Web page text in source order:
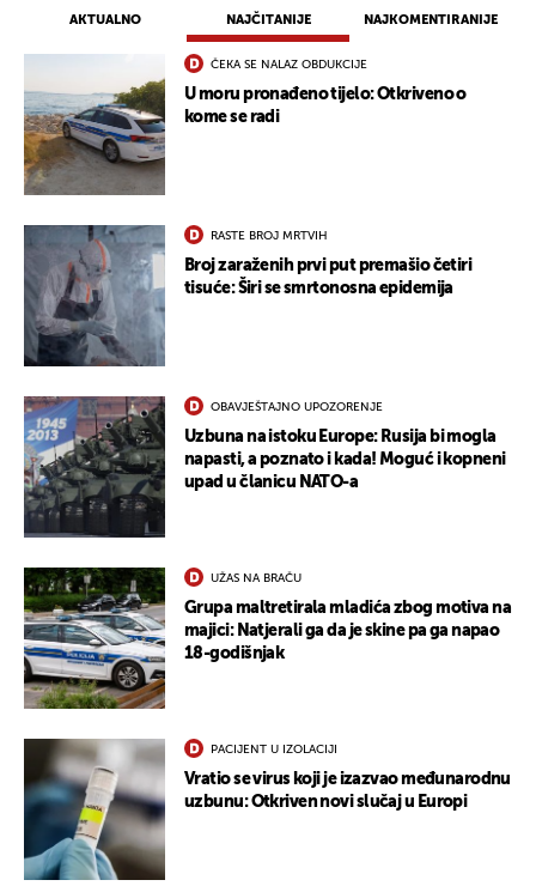
AKTUALNO NAJČITANIJE NAJKOMENTIRANIJE
ČEKA SE NALAZ OBDUKCIJE
U moru pronađeno tijelo: Otkriveno o
kome se radi
RASTE BROJ MRTVIH
Broj zaraženih prvi put premašio četiri
tisuće: Širi se smrtonosna epidemija
OBAVJEŠTAJNO UPOZORENJE
Uzbuna na istoku Europe: Rusija bi mogla
napasti, a poznato i kada! Moguć i kopneni
upad u članicu NATO-a
UŽAS NA BRAČU
Grupa maltretirala mladića zbog motiva na
majici: Natjerali ga da je skine pa ga napao
18-godišnjak
PACIJENT U IZOLACIJI
Vratio se virus koji je izazvao međunarodnu
uzbunu: Otkriven novi slučaj u Europi